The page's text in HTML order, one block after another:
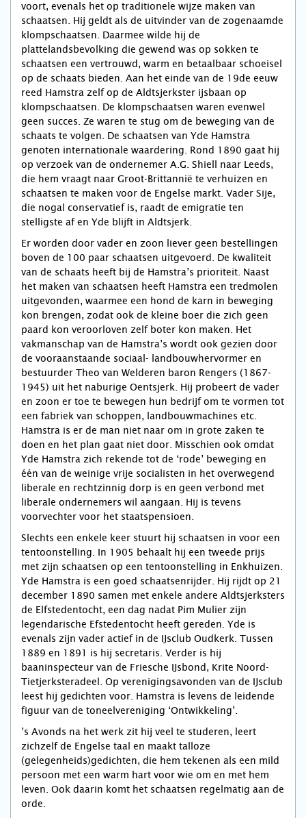
voort, evenals het op traditionele wijze maken van
schaatsen. Hij geldt als de uitvinder van de zogenaamde
klompschaatsen. Daarmee wilde hij de
plattelandsbevolking die gewend was op sokken te
schaatsen een vertrouwd, warm en betaalbaar schoeisel
op de schaats bieden. Aan het einde van de 19de eeuw
reed Hamstra zelf op de Aldtsjerkster ijsbaan op
klompschaatsen. De klompschaatsen waren evenwel
geen succes. Ze waren te stug om de beweging van de
schaats te volgen. De schaatsen van Yde Hamstra
genoten internationale waardering. Rond 1890 gaat hij
op verzoek van de ondernemer A.G. Shiell naar Leeds,
die hem vraagt naar Groot-Brittannië te verhuizen en
schaatsen te maken voor de Engelse markt. Vader Sije,
die nogal conservatief is, raadt de emigratie ten
stelligste af en Yde blijft in Aldtsjerk.
Er worden door vader en zoon liever geen bestellingen
boven de 100 paar schaatsen uitgevoerd. De kwaliteit
van de schaats heeft bij de Hamstra’s prioriteit. Naast
het maken van schaatsen heeft Hamstra een tredmolen
uitgevonden, waarmee een hond de karn in beweging
kon brengen, zodat ook de kleine boer die zich geen
paard kon veroorloven zelf boter kon maken. Het
vakmanschap van de Hamstra’s wordt ook gezien door
de vooraanstaande sociaal- landbouwhervormer en
bestuurder Theo van Welderen baron Rengers (1867-
1945) uit het naburige Oentsjerk. Hij probeert de vader
en zoon er toe te bewegen hun bedrijf om te vormen tot
een fabriek van schoppen, landbouwmachines etc.
Hamstra is er de man niet naar om in grote zaken te
doen en het plan gaat niet door. Misschien ook omdat
Yde Hamstra zich rekende tot de ‘rode’ beweging en
één van de weinige vrije socialisten in het overwegend
liberale en rechtzinnig dorp is en geen verbond met
liberale ondernemers wil aangaan. Hij is tevens
voorvechter voor het staatspensioen.
Slechts een enkele keer stuurt hij schaatsen in voor een
tentoonstelling. In 1905 behaalt hij een tweede prijs
met zijn schaatsen op een tentoonstelling in Enkhuizen.
Yde Hamstra is een goed schaatsenrijder. Hij rijdt op 21
december 1890 samen met enkele andere Aldtsjerksters
de Elfstedentocht, een dag nadat Pim Mulier zijn
legendarische Efstedentocht heeft gereden. Yde is
evenals zijn vader actief in de IJsclub Oudkerk. Tussen
1889 en 1891 is hij secretaris. Verder is hij
baaninspecteur van de Friesche IJsbond, Krite Noord-
Tietjerksteradeel. Op verenigingsavonden van de IJsclub
leest hij gedichten voor. Hamstra is levens de leidende
figuur van de toneelvereniging ‘Ontwikkeling’.
’s Avonds na het werk zit hij veel te studeren, leert
zichzelf de Engelse taal en maakt talloze
(gelegenheids)gedichten, die hem tekenen als een mild
persoon met een warm hart voor wie om en met hem
leven. Ook daarin komt het schaatsen regelmatig aan de
orde.